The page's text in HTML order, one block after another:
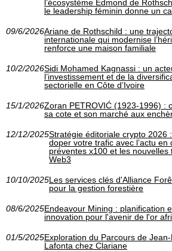
l’écosystème Edmond de
le leadership féminin donne un
09/6/2026Ariane de Rothschild : une
internationale qui modernise
renforce une maison familiale
10/2/2026Sidi Mohamed Kagnassi : un
l’investissement et de la
sectorielle en Côte d’Ivoire
15/1/2026Zoran PETROVIĆ (1923‑1996) :
sa cote et son marché aux
12/12/2025Stratégie éditoriale crypto 2026
doper votre trafic avec l’actu en
préventes x100 et les nouvelles
Web3
10/10/2025Les services clés d'Alliance
pour la gestion forestière
08/6/2025Endeavour Mining : planification
innovation pour l'avenir de l'or
01/5/2025Exploration du Parcours de
Lafonta chez Clariane